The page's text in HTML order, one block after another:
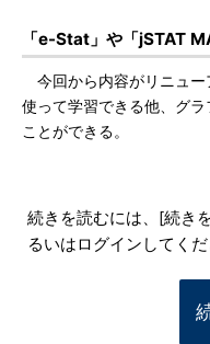
「e-Stat」や「jSTAT
今回から内容がリニュー
使って学習できる他、グ
ことができる。
続きを読むには、[続き
るいはログインしてくだ